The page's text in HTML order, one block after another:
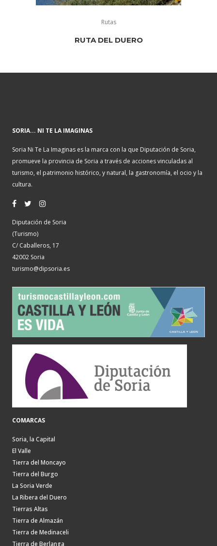
Rutas
RUTA DEL DUERO
SORIA... NI TE LA IMAGINAS
Soria Ni Te La Imaginas es la marca con la que Diputación de Soria,
promueve la provincia de Soria a través de acciones vinculadas al
turismo, el patrimonio histórico, y natural, la gastronomía, el ocio y la
cultura.
Diputación de Soria
(Turismo)
C/ Caballeros, 17
42002 Soria
turismo@dipsoria.es
COMARCAS
Soria, la Capital
El Valle
Tierra del Moncayo
Tierra del Burgo
La Soria Verde
La Ribera del Duero
Tierras Altas
Tierra de Almazán
Tierra de Medinaceli
Tierra de Berlanga